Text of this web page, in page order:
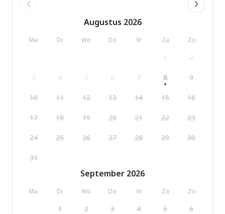
Augustus 2026
Ma Di Wo Do Vr Za Zo
1 2
3 4 5 6 7 8 9
10 11 12 13 14 15 16
17 18 19 20 21 22 23
24 25 26 27 28 29 30
31
September 2026
Ma Di Wo Do Vr Za Zo
1 2 3 4 5 6